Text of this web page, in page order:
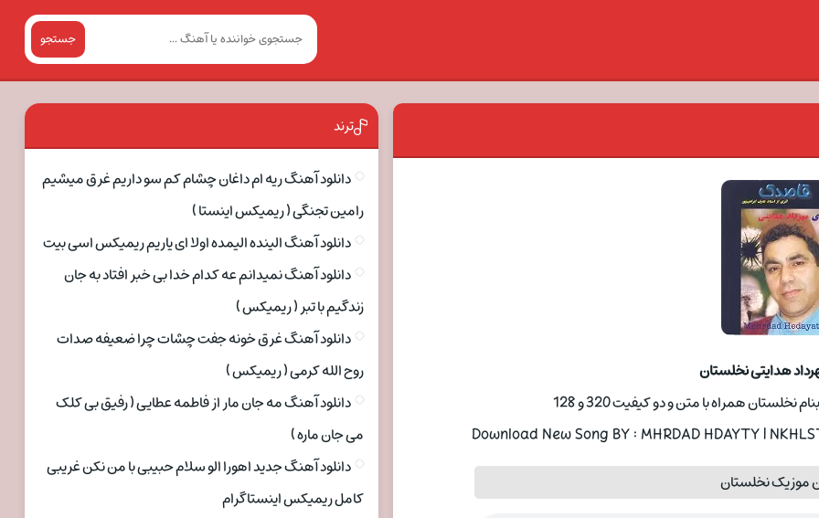
جستجو
هدایتی نخلستان
همراه با متن و دو کیفیت 320 و 128
Download New Song BY : MHRDAD HDAYTY |
موزیک نخلستان
ترند
دانلود آهنگ ریه ام داغان چشام کم سو داریم غرق میشیم
رامین تجنگی ( ریمیکس اینستا )
دانلود آهنگ الینده الیمده اولا ای یاریم ریمیکس اسی بیت
دانلود آهنگ نمیدانم عه کدام خدا بی خبر افتاد به جان
زندگیم با تبر ( ریمیکس )
دانلود آهنگ غرق خونه جفت چشات چرا ضعیفه صدات
روح الله کرمی ( ریمیکس )
دانلود آهنگ مه جان مار از فاطمه عطایی ( رفیق بی کلک
می جان ماره )
دانلود آهنگ جدید اهورا الو سلام حبیبی با من نکن غریبی
کامل ریمیکس اینستاگرام